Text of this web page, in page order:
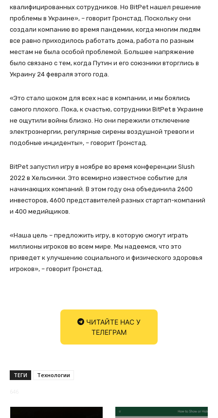
квалифицированных сотрудников. Но BitPet нашел решение
проблемы в Украине», – говорит Гронстад. Поскольку они
создали компанию во время пандемии, когда многим людям
все равно приходилось работать дома, работа по разным
местам не была особой проблемой. Большее напряжение
было связано с тем, когда Путин и его союзники вторглись в
Украину 24 февраля этого года.
«Это стало шоком для всех нас в компании, и мы боялись
самого плохого. Пока, к счастью, сотрудники BitPet в Украине
не ощутили войны близко. Но они пережили отключение
электроэнергии, регулярные сирены воздушной тревоги и
подобные инциденты», – говорит Гронстад.
BitPet запустил игру в ноябре во время конференции Slush
2022 в Хельсинки. Это всемирно известное событие для
начинающих компаний. В этом году она объединила 2600
инвесторов, 4600 представителей разных стартап-компаний
и 400 медийщиков.
«Наша цель – предложить игру, в которую смогут играть
миллионы игроков во всем мире. Мы надеемся, что это
приведет к улучшению социального и физического здоровья
игроков», – говорит Гронстад.
ЧИТАЙТЕ НАС У
ТЕЛЕГРАМ
ТЕГИ Технологии